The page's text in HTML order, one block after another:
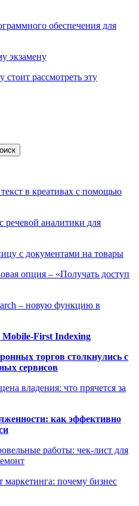
обеспечения для
экзамену
рассмотреть эту
в креативах с помощью
речевой аналитики для
с документами на товары
опция – «Получать доступ
– новую функцию в
Mobile-First Indexing
торгов столкнулись с
сервисов
владения: что прячется за
как эффективно
работы: чек-лист для
маркетинга: почему бизнес